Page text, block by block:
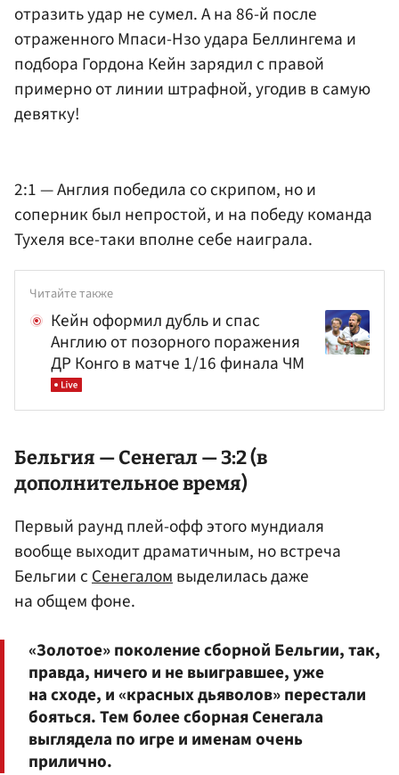
отразить удар не сумел. А на 86-й после
отраженного Мпаси-Нзо удара Беллингема и
подбора Гордона Кейн зарядил с правой
примерно от линии штрафной, угодив в самую
девятку!
2:1 — Англия победила со скрипом, но и
соперник был непростой, и на победу команда
Тухеля все-таки вполне себе наиграла.
Читайте также
Кейн оформил дубль и спас
Англию от позорного поражения
ДР Конго в матче 1/16 финала ЧМ
Бельгия — Сенегал — 3:2 (в
дополнительное время)
Первый раунд плей-офф этого мундиаля
вообще выходит драматичным, но встреча
Бельгии сСенегаломвыделилась даже
на общем фоне.
«Золотое» поколение сборной Бельгии, так,
правда, ничего и не выигравшее, уже
на сходе, и «красных дьяволов» перестали
бояться. Тем более сборная Сенегала
выглядела по игре и именам очень
прилично.